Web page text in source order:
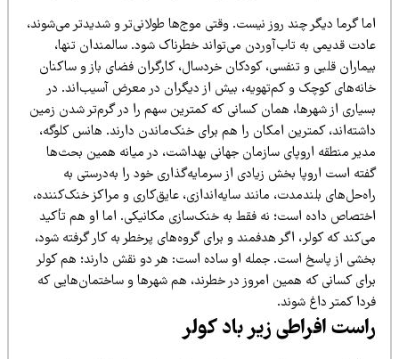
گرما دیگر چند روز نیست. وقتی موج‌ها طولانی‌تر و شدیدتر می‌شوند،
قدیمی به تاب‌آوردن می‌تواند خطرناک شود. سالمندان تنها،
قلبی و تنفسی، کودکان خردسال، کارگران فضای باز و ساکنان
کوچک و کم‌تهویه، بیش از دیگران در معرض آسیب‌اند. در
از شهرها، همان کسانی که کمترین سهم را در گرم‌تر شدن زمین
کمترین امکان را هم برای خنک‌ماندن دارند. هانس کلوگه،
منطقه اروپای سازمان جهانی بهداشت، در میانه همین بحث‌ها
است اروپا بخش زیادی از سرمایه‌گذاری خود را به‌درستی به
بلندمدت، مانند سایه‌اندازی، عایق‌کاری و مراکز خنک‌کننده،
داده است؛ نه فقط به خنک‌سازی مکانیکی. اما او هم تأکید
که کولر، اگر هدفمند و برای گروه‌های پرخطر به کار گرفته شود،
از پاسخ است. جمله او ساده است: هر دو نقش دارند؛ هم کولر
کسانی که همین امروز در خطرند، هم شهرها و ساختمان‌هایی که
کمتر داغ شوند.
افراطی زیر باد کولر